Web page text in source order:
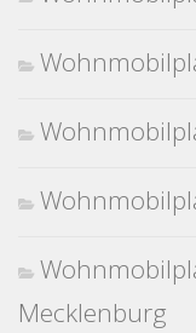
Mecklenburg